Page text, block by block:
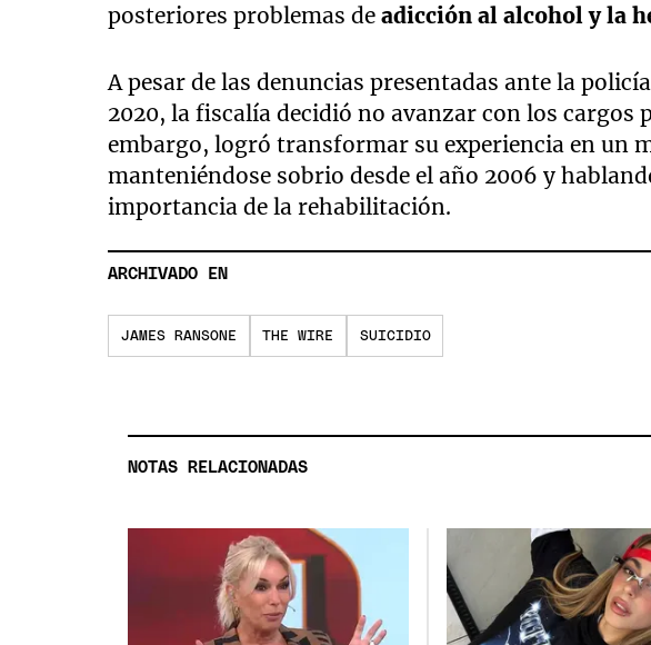
posteriores problemas deadicción al alcohol y la
A pesar de las denuncias presentadas ante la
2020, la fiscalía decidió no avanzar con los cargos
embargo, logró transformar su experiencia en un
manteniéndose sobrio desde el año 2006 y
importancia de la rehabilitación.
ARCHIVADO EN
JAMES RANSONE THE WIRE SUICIDIO
NOTAS RELACIONADAS